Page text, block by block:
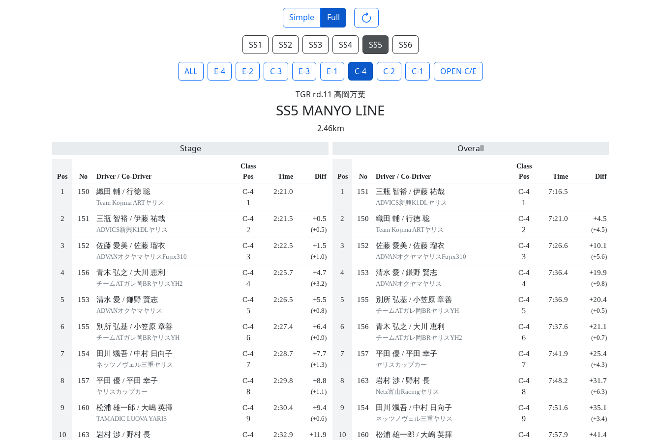
Simple Full
SS1 SS2 SS3 SS4 SS5 SS6
ALL E-4 E-2 C-3 E-3 E-1 C-4 C-2 C-1 OPEN-C/E
TGR rd.11 高岡万葉
SS5 MANYO LINE
2.46km
Stage
Pos No Driver / Co-Driver
Class
Pos
Time Diff
1 150 織田 輔 / 行徳 聡
Team Kojima ARTヤリス
C-4
1
2:21.0
2 151 三瓶 智裕 / 伊藤 祐哉
ADVICS新興K1DLヤリス
C-4
2
2:21.5 +0.5
(+0.5)
3 152 佐藤 愛美 / 佐藤 瑠衣
ADVANオクヤマヤリスFujix310
C-4
3
2:22.5 +1.5
(+1.0)
4 156 青木 弘之 / 大川 恵利
チームATガレ岡BRヤリスYH2
C-4
4
2:25.7 +4.7
(+3.2)
5 153 清水 愛 / 鎌野 賢志
ADVANオクヤマヤリス
C-4
5
2:26.5 +5.5
(+0.8)
6 155 別所 弘基 / 小笠原 章善
チームATガレ岡BRヤリスYH
C-4
6
2:27.4 +6.4
(+0.9)
7 154 田川 颯吾 / 中村 日向子
ネッツノヴェル三重ヤリス
C-4
7
2:28.7 +7.7
(+1.3)
8 157 平田 優 / 平田 幸子
ヤリスカップカー
C-4
8
2:29.8 +8.8
(+1.1)
9 160 松浦 雄一郎 / 大嶋 英揮
TAMADIC LUOVA YARIS
C-4
9
2:30.4 +9.4
(+0.6)
10 163 岩村 渉 / 野村 長 C-4 2:32.9 +11.9
Overall
Pos No Driver / Co-Driver
Class
Pos
Time Diff
1 151 三瓶 智裕 / 伊藤 祐哉
ADVICS新興K1DLヤリス
C-4
1
7:16.5
2 150 織田 輔 / 行徳 聡
Team Kojima ARTヤリス
C-4
2
7:21.0 +4.5
(+4.5)
3 152 佐藤 愛美 / 佐藤 瑠衣
ADVANオクヤマヤリスFujix310
C-4
3
7:26.6 +10.1
(+5.6)
4 153 清水 愛 / 鎌野 賢志
ADVANオクヤマヤリス
C-4
4
7:36.4 +19.9
(+9.8)
5 155 別所 弘基 / 小笠原 章善
チームATガレ岡BRヤリスYH
C-4
5
7:36.9 +20.4
(+0.5)
6 156 青木 弘之 / 大川 恵利
チームATガレ岡BRヤリスYH2
C-4
6
7:37.6 +21.1
(+0.7)
7 157 平田 優 / 平田 幸子
ヤリスカップカー
C-4
7
7:41.9 +25.4
(+4.3)
8 163 岩村 渉 / 野村 長
Netz富山Racingヤリス
C-4
8
7:48.2 +31.7
(+6.3)
9 154 田川 颯吾 / 中村 日向子
ネッツノヴェル三重ヤリス
C-4
9
7:51.6 +35.1
(+3.4)
10 160 松浦 雄一郎 / 大嶋 英揮 C-4 7:57.9 +41.4